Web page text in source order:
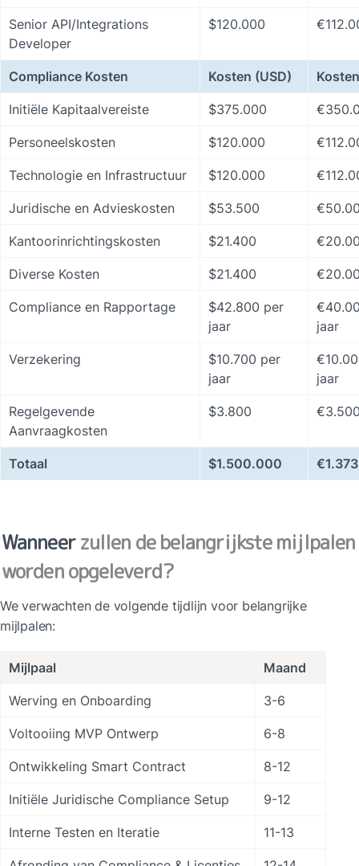
Senior API/Integrations
Developer
$120.000
Compliance Kosten Kosten (USD)
Initiële Kapitaalvereiste $375.000
Personeelskosten $120.000
Technologie en Infrastructuur $120.000
Juridische en Advieskosten $53.500
Kantoorinrichtingskosten $21.400
Diverse Kosten $21.400
Compliance en Rapportage
$42.800 per
jaar
jaar
Verzekering
$10.700 per
jaar
jaar
Regelgevende
Aanvraagkosten
$3.800
Totaal $1.500.000
Wanneer zullen de belangrijkste mijlpalen
worden opgeleverd?
We verwachten de volgende tijdlijn voor belangrijke
mijlpalen:
Mijlpaal Maand
Werving en Onboarding 3-6
Voltooiing MVP Ontwerp 6-8
Ontwikkeling Smart Contract 8-12
Initiële Juridische Compliance Setup 9-12
Interne Testen en Iteratie 11-13